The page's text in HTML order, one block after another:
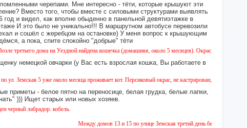
черепами. Мне интересно - тёти, которые крышуют эти
Вместо того, чтобы вместе с силовыми структурами выявлять
и видел, как вполне обыденно в панельной девятиэтажке в
И это было не уникально!!! В маршрутном автобусе перевозили
и сошёл с жеребцом на остановке) У меня вопрос к крышующим
а пока, спите спокойно "добрые" тёти
дома на Уездной найдена кошечка (домашняя, около 5 месяцев). Окрас - камышовый, на один
немецкой овчарки (у Вас есть взрослая кошка, Вы работаете в
5 уже около месяца проживает кот. Персиковый окрас, не кастрирован, возраст менее
приметы - белое пятно на переносице, белая грудка, белые лапки,
))) Ищет старых или новых хозяев.
кобель.
Между домов 13 и 15 по улице Земская третий день бегает собака из